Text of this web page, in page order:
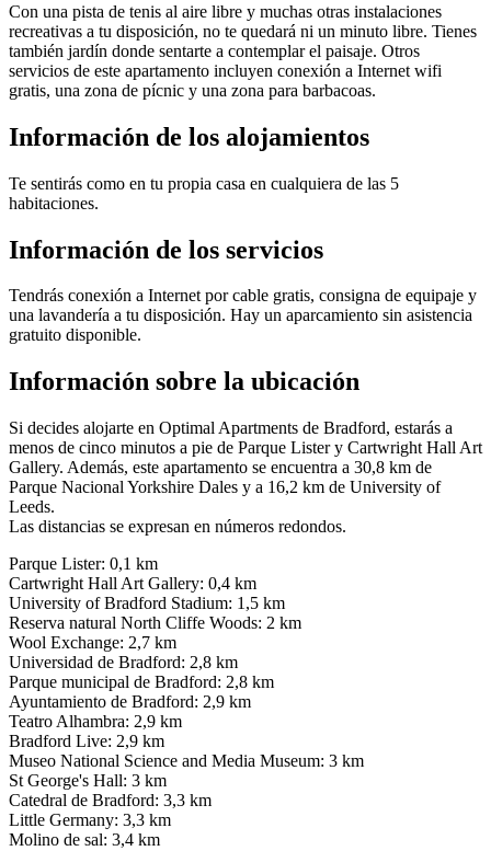
Con una pista de tenis al aire libre y muchas otras instalaciones
recreativas a tu disposición, no te quedará ni un minuto libre. Tienes
también jardín donde sentarte a contemplar el paisaje. Otros
servicios de este apartamento incluyen conexión a Internet wifi
gratis, una zona de pícnic y una zona para barbacoas.
Información de los alojamientos
Te sentirás como en tu propia casa en cualquiera de las 5
habitaciones.
Información de los servicios
Tendrás conexión a Internet por cable gratis, consigna de equipaje y
una lavandería a tu disposición. Hay un aparcamiento sin asistencia
gratuito disponible.
Información sobre la ubicación
Si decides alojarte en Optimal Apartments de Bradford, estarás a
menos de cinco minutos a pie de Parque Lister y Cartwright Hall Art
Gallery. Además, este apartamento se encuentra a 30,8 km de
Parque Nacional Yorkshire Dales y a 16,2 km de University of
Leeds.
Las distancias se expresan en números redondos.
Parque Lister: 0,1 km
Cartwright Hall Art Gallery: 0,4 km
University of Bradford Stadium: 1,5 km
Reserva natural North Cliffe Woods: 2 km
Wool Exchange: 2,7 km
Universidad de Bradford: 2,8 km
Parque municipal de Bradford: 2,8 km
Ayuntamiento de Bradford: 2,9 km
Teatro Alhambra: 2,9 km
Bradford Live: 2,9 km
Museo National Science and Media Museum: 3 km
St George's Hall: 3 km
Catedral de Bradford: 3,3 km
Little Germany: 3,3 km
Molino de sal: 3,4 km